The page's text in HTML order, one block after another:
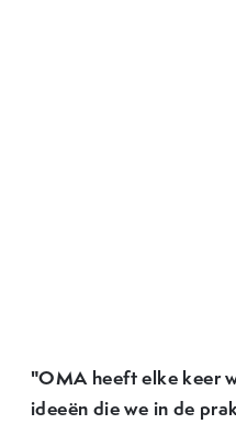
"OMA heeft elke keer
ideeën die we in de